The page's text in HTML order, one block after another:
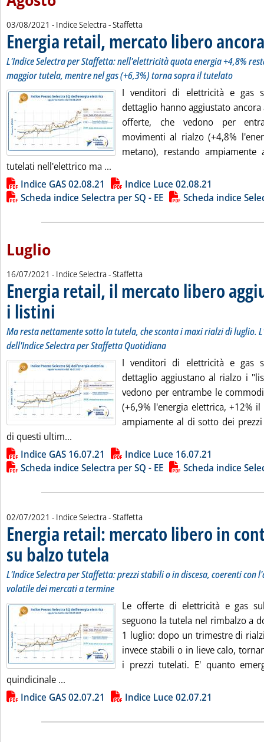
03/08/2021 - Indice Selectra - Staffetta
Energia retail, mercato libero
L'Indice Selectra per Staffetta: nell'elettricità quota energia +4,8%
maggior tutela, mentre nel gas (+6,3%) torna sopra il tutelato
I venditori di elettricità e gas
dettaglio hanno aggiustato
offerte, che vedono per
movimenti al rialzo (+4,8%
metano), restando
tutelati nell'elettrico ma ...
Lista allegati PDF alla notizia
Indice GAS 02.08.21
Indice Luce 02.08.21
Scheda indice Selectra per SQ - EE
Scheda indice
Luglio
16/07/2021 - Indice Selectra - Staffetta
Energia retail, il mercato libero
i listini . Sottotitolo: Ma resta nettamente sotto la tutela, che sconta i maxi
Ma resta nettamente sotto la tutela, che sconta i maxi rialzi di luglio.
dell'Indice Selectra per Staffetta Quotidiana
I venditori di elettricità e gas
dettaglio aggiustano al rialzo i
vedono per entrambe le
(+6,9% l'energia elettrica, +12%
ampiamente al di sotto dei
di questi ultim...
Lista allegati PDF alla notizia
Indice GAS 16.07.21
Indice Luce 16.07.21
Scheda indice Selectra per SQ - EE
Scheda indice
02/07/2021 - Indice Selectra - Staffetta
Energia retail: mercato libero in
su balzo tutela
L'Indice Selectra per Staffetta: prezzi stabili o in discesa, coerenti con
volatile dei mercati a termine
Le offerte di elettricità e gas
seguono la tutela nel rimbalzo a
1 luglio: dopo un trimestre di
invece stabili o in lieve calo,
i prezzi tutelati. E' quanto
quindicinale ...
Lista allegati PDF alla notizia
Indice GAS 02.07.21 Indice Luce 02.07.21